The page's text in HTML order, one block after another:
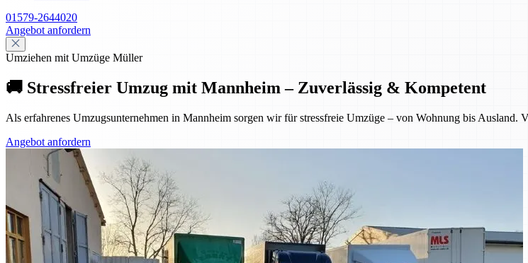
01579-2644020
Angebot anfordern
Umziehen mit Umzüge Müller
🚚 Stressfreier Umzug mit Mannheim – Zuverlässig & Kompetent
Als erfahrenes Umzugsunternehmen in Mannheim sorgen wir für stressfreie Umzüge – von Wohnung bis
Angebot anfordern